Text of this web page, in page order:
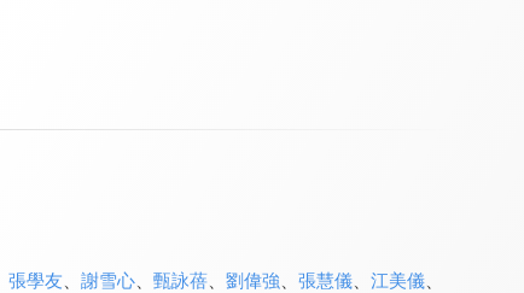
張學友 謝雪心、 甄詠蓓、 劉偉強 張慧儀、 江美儀、